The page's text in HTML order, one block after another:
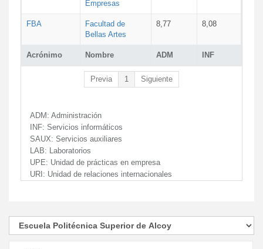
Acrónimo Nombre ADM INF
Empresas
FBA
Facultad de
Bellas Artes
8,77 8,08
Previa 1 Siguiente
ADM: Administración
INF: Servicios informáticos
SAUX: Servicios auxiliares
LAB: Laboratorios
UPE: Unidad de prácticas en empresa
URI: Unidad de relaciones internacionales